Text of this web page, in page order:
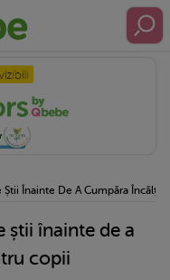
Știi Înainte De A Cumpăra
știi înainte de a
copii